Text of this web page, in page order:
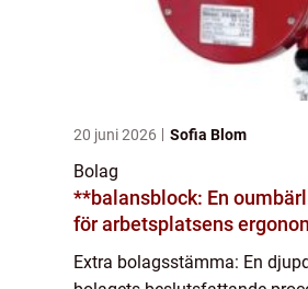
20 juni 2026 Sofia Blom
Bolag
**balansblock: En
för arbetsplatsens
Extra bolagsstämma: En